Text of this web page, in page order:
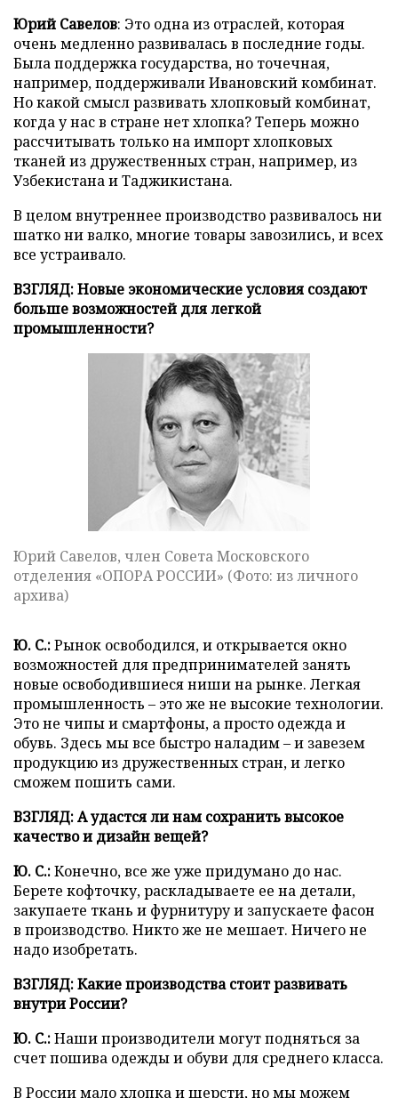
Юрий Савелов: Это одна из отраслей, которая
очень медленно развивалась в последние годы.
Была поддержка государства, но точечная,
например, поддерживали Ивановский комбинат.
Но какой смысл развивать хлопковый комбинат,
когда у нас в стране нет хлопка? Теперь можно
рассчитывать только на импорт хлопковых
тканей из дружественных стран, например, из
Узбекистана и Таджикистана.
В целом внутреннее производство развивалось ни
шатко ни валко, многие товары завозились, и всех
все устраивало.
ВЗГЛЯД: Новые экономические условия создают
больше возможностей для легкой
промышленности?
Юрий Савелов, член Совета Московского
отделения «ОПОРА РОССИИ» (Фото: из личного
архива)
Ю. С.:Рынок освободился, и открывается окно
возможностей для предпринимателей занять
новые освободившиеся ниши на рынке. Легкая
промышленность – это же не высокие технологии.
Это не чипы и смартфоны, а просто одежда и
обувь. Здесь мы все быстро наладим – и завезем
продукцию из дружественных стран, и легко
сможем пошить сами.
ВЗГЛЯД:А удастся ли нам сохранить высокое
качество и дизайн вещей?
Ю. С.:Конечно, все же уже придумано до нас.
Берете кофточку, раскладываете ее на детали,
закупаете ткань и фурнитуру и запускаете фасон
в производство. Никто же не мешает. Ничего не
надо изобретать.
ВЗГЛЯД:Какие производства стоит развивать
внутри России?
Ю. С.:Наши производители могут подняться за
счет пошива одежды и обуви для среднего класса.
В России мало хлопка и шерсти, но мы можем